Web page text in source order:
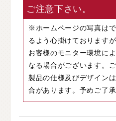
ご注意下さい。
※ホームページの写真は
るよう心掛けておりますが
お客様のモニター環境に
なる場合がございます。
製品の仕様及びデザイン
合があります。予めご了承